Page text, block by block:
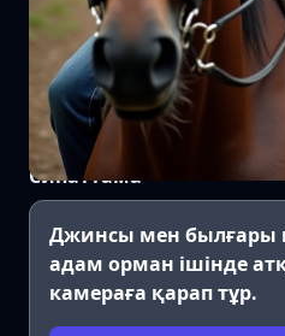
Сипаттама
Джинсы мен былғары
адам орман ішінде
камераға қарап тұр.